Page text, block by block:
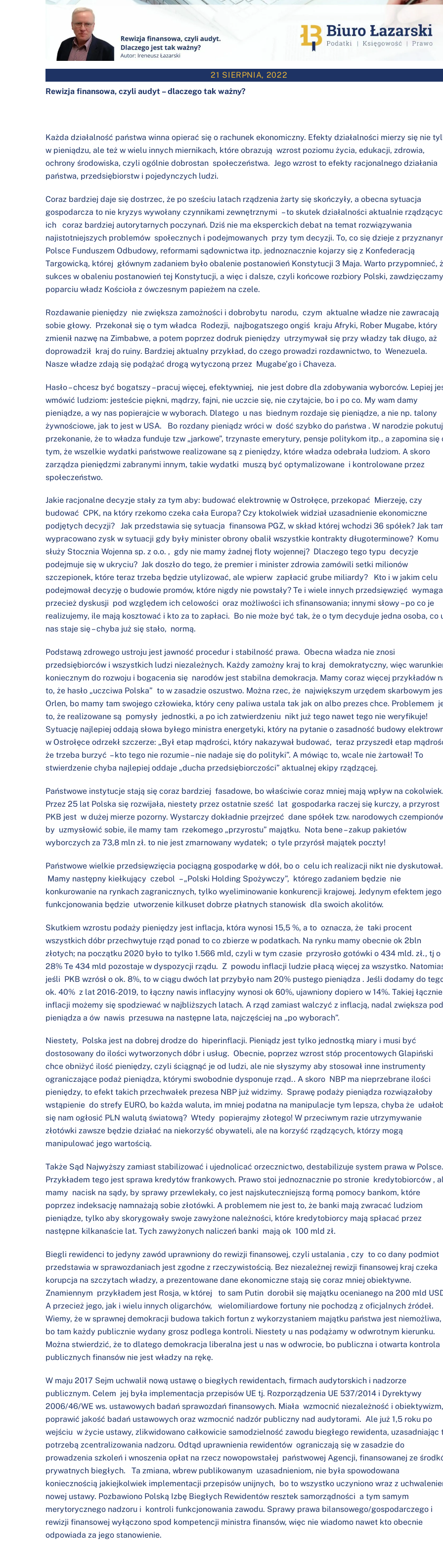
21 SIERPNIA, 2022
Rewizja finansowa, czyli audyt – dlaczego tak ważny?
Każda działalność państwa winna opierać się o rachunek ekonomiczny. Efekty działalności mierzy się nie
w pieniądzu, ale też w wielu innych miernikach, które obrazują wzrost poziomu życia, edukacji, zdrowia,
ochrony środowiska, czyli ogólnie dobrostan społeczeństwa. Jego wzrost to efekty racjonalnego działania
państwa, przedsiębiorstw i pojedynczych ludzi.
Coraz bardziej daje się dostrzec, że po sześciu latach rządzenia żarty się skończyły, a obecna sytuacja
gospodarcza to nie kryzys wywołany czynnikami zewnętrznymi – to skutek działalności aktualnie
ich coraz bardziej autorytarnych poczynań. Dziś nie ma eksperckich debat na temat rozwiązywania
najistotniejszych problemów społecznych i podejmowanych przy tym decyzji. To, co się dzieje z
Polsce Funduszem Odbudowy, reformami sądownictwa itp. jednoznacznie kojarzy się z Konfederacją
Targowicką, której głównym zadaniem było obalenie postanowień Konstytucji 3 Maja. Warto przypomnieć,
sukces w obaleniu postanowień tej Konstytucji, a więc i dalsze, czyli końcowe rozbiory Polski, zawdzięczamy
poparciu władz Kościoła z ówczesnym papieżem na czele.
Rozdawanie pieniędzy nie zwiększa zamożności i dobrobytu narodu, czym aktualne władze nie zawracają
sobie głowy. Przekonał się o tym władca Rodezji, najbogatszego ongiś kraju Afryki, Rober Mugabe, który
zmienił nazwę na Zimbabwe, a potem poprzez dodruk pieniędzy utrzymywał się przy władzy tak długo, aż
doprowadził kraj do ruiny. Bardziej aktualny przykład, do czego prowadzi rozdawnictwo, to Wenezuela.
Nasze władze zdają się podążać drogą wytyczoną przez Mugabe’go i Chaveza.
Hasło – chcesz być bogatszy – pracuj więcej, efektywniej, nie jest dobre dla zdobywania wyborców. Lepiej
wmówić ludziom: jesteście piękni, mądrzy, fajni, nie uczcie się, nie czytajcie, bo i po co. My wam damy
pieniądze, a wy nas popierajcie w wyborach. Dlatego u nas biednym rozdaje się pieniądze, a nie np. talony
żywnościowe, jak to jest w USA. Bo rozdany pieniądz wróci w dość szybko do państwa . W narodzie
przekonanie, że to władza funduje tzw „jarkowe”, trzynaste emerytury, pensje politykom itp., a zapomina się
tym, że wszelkie wydatki państwowe realizowane są z pieniędzy, które władza odebrała ludziom. A skoro
zarządza pieniędzmi zabranymi innym, takie wydatki muszą być optymalizowane i kontrolowane przez
społeczeństwo.
Jakie racjonalne decyzje stały za tym aby: budować elektrownię w Ostrołęce, przekopać Mierzeję, czy
budować CPK, na który rzekomo czeka cała Europa? Czy ktokolwiek widział uzasadnienie ekonomiczne
podjętych decyzji? Jak przedstawia się sytuacja finansowa PGZ, w skład której wchodzi 36 spółek? Jak
wypracowano zysk w sytuacji gdy były minister obrony obalił wszystkie kontrakty długoterminowe? Komu
służy Stocznia Wojenna sp. z o.o. , gdy nie mamy żadnej floty wojennej? Dlaczego tego typu decyzje
podejmuje się w ukryciu? Jak doszło do tego, że premier i minister zdrowia zamówili setki milionów
szczepionek, które teraz trzeba będzie utylizować, ale wpierw zapłacić grube miliardy? Kto i w jakim celu
podejmował decyzję o budowie promów, które nigdy nie powstały? Te i wiele innych przedsięwzięć
przecież dyskusji pod względem ich celowości oraz możliwości ich sfinansowania; innymi słowy – po co je
realizujemy, ile mają kosztować i kto za to zapłaci. Bo nie może być tak, że o tym decyduje jedna osoba, co
nas staje się – chyba już się stało, normą.
Podstawą zdrowego ustroju jest jawność procedur i stabilność prawa. Obecna władza nie znosi
przedsiębiorców i wszystkich ludzi niezależnych. Każdy zamożny kraj to kraj demokratyczny, więc
koniecznym do rozwoju i bogacenia się narodów jest stabilna demokracja. Mamy coraz więcej przykładów
to, że hasło „uczciwa Polska” to w zasadzie oszustwo. Można rzec, że największym urzędem skarbowym
Orlen, bo mamy tam swojego człowieka, który ceny paliwa ustala tak jak on albo prezes chce. Problemem
to, że realizowane są pomysły jednostki, a po ich zatwierdzeniu nikt już tego nawet tego nie weryfikuje!
Sytuację najlepiej oddają słowa byłego ministra energetyki, który na pytanie o zasadność budowy
w Ostrołęce odrzekł szczerze: „Był etap mądrości, który nakazywał budować, teraz przyszedł etap
że trzeba burzyć – kto tego nie rozumie – nie nadaje się do polityki”. A mówiąc to, wcale nie żartował! To
stwierdzenie chyba najlepiej oddaje „ducha przedsiębiorczości” aktualnej ekipy rządzącej.
Państwowe instytucje stają się coraz bardziej fasadowe, bo właściwie coraz mniej mają wpływ na cokolwiek.
Przez 25 lat Polska się rozwijała, niestety przez ostatnie sześć lat gospodarka raczej się kurczy, a przyrost
PKB jest w dużej mierze pozorny. Wystarczy dokładnie przejrzeć dane spółek tzw. narodowych
by uzmysłowić sobie, ile mamy tam rzekomego „przyrostu” majątku. Nota bene – zakup pakietów
wyborczych za 73,8 mln zł. to nie jest zmarnowany wydatek; o tyle przyrósł majątek poczty!
Państwowe wielkie przedsięwzięcia pociągną gospodarkę w dół, bo o celu ich realizacji nikt nie dyskutował.
Mamy następny kiełkujący czebol – „Polski Holding Spożywczy”, którego zadaniem będzie nie
konkurowanie na rynkach zagranicznych, tylko wyeliminowanie konkurencji krajowej. Jedynym efektem jego
funkcjonowania będzie utworzenie kilkuset dobrze płatnych stanowisk dla swoich akolitów.
Skutkiem wzrostu podaży pieniędzy jest inflacja, która wynosi 15,5 %, a to oznacza, że taki procent
wszystkich dóbr przechwytuje rząd ponad to co zbierze w podatkach. Na rynku mamy obecnie ok 2bln
złotych; na początku 2020 było to tylko 1.566 mld, czyli w tym czasie przyrosło gotówki o 434 mld. zł., tj o
28% Te 434 mld pozostaje w dyspozycji rządu. Z powodu inflacji ludzie płacą więcej za wszystko.
jeśli PKB wzrósł o ok. 8%, to w ciągu dwóch lat przybyło nam 20% pustego pieniądza . Jeśli dodamy do
ok. 40% z lat 2016-2019, to łączny nawis inflacyjny wynosi ok 60%, ujawniony dopiero w 14%. Takiej łącznie
inflacji możemy się spodziewać w najbliższych latach. A rząd zamiast walczyć z inflacją, nadal zwiększa
pieniądza a ów nawis przesuwa na następne lata, najczęściej na „po wyborach”.
Niestety, Polska jest na dobrej drodze do hiperinflacji. Pieniądz jest tylko jednostką miary i musi być
dostosowany do ilości wytworzonych dóbr i usług. Obecnie, poprzez wzrost stóp procentowych Glapiński
chce obniżyć ilość pieniędzy, czyli ściągnąć je od ludzi, ale nie słyszymy aby stosował inne instrumenty
ograniczające podaż pieniądza, którymi swobodnie dysponuje rząd.. A skoro NBP ma nieprzebrane ilości
pieniędzy, to efekt takich przechwałek prezesa NBP już widzimy. Sprawę podaży pieniądza rozwiązałoby
wstąpienie do strefy EURO, bo każda waluta, im mniej podatna na manipulacje tym lepsza, chyba że
się nam ogłosić PLN walutą światową? Wtedy popierajmy złotego! W przeciwnym razie utrzymywanie
złotówki zawsze będzie działać na niekorzyść obywateli, ale na korzyść rządzących, którzy mogą
manipulować jego wartością.
Także Sąd Najwyższy zamiast stabilizować i ujednolicać orzecznictwo, destabilizuje system prawa w Polsce.
Przykładem tego jest sprawa kredytów frankowych. Prawo stoi jednoznacznie po stronie kredytobiorców ,
mamy nacisk na sądy, by sprawy przewlekały, co jest najskuteczniejszą formą pomocy bankom, które
poprzez indeksację namnażają sobie złotówki. A problemem nie jest to, że banki mają zwracać ludziom
pieniądze, tylko aby skorygowały swoje zawyżone należności, które kredytobiorcy mają spłacać przez
następne kilkanaście lat. Tych zawyżonych naliczeń banki mają ok 100 mld zł.
Biegli rewidenci to jedyny zawód uprawniony do rewizji finansowej, czyli ustalania , czy to co dany podmiot
przedstawia w sprawozdaniach jest zgodne z rzeczywistością. Bez niezależnej rewizji finansowej kraj czeka
korupcja na szczytach władzy, a prezentowane dane ekonomiczne stają się coraz mniej obiektywne.
Znamiennym przykładem jest Rosja, w której to sam Putin dorobił się majątku ocenianego na 200 mld
A przecież jego, jak i wielu innych oligarchów, wielomiliardowe fortuny nie pochodzą z oficjalnych źródeł.
Wiemy, że w sprawnej demokracji budowa takich fortun z wykorzystaniem majątku państwa jest niemożliwa,
bo tam każdy publicznie wydany grosz podlega kontroli. Niestety u nas podążamy w odwrotnym kierunku.
Można stwierdzić, że to dlatego demokracja liberalna jest u nas w odwrocie, bo publiczna i otwarta kontrola
publicznych finansów nie jest władzy na rękę.
W maju 2017 Sejm uchwalił nową ustawę o biegłych rewidentach, firmach audytorskich i nadzorze
publicznym. Celem jej była implementacja przepisów UE tj. Rozporządzenia UE 537/2014 i Dyrektywy
2006/46/WE ws. ustawowych badań sprawozdań finansowych. Miała wzmocnić niezależność i obiektywizm,
poprawić jakość badań ustawowych oraz wzmocnić nadzór publiczny nad audytorami. Ale już 1,5 roku po
wejściu w życie ustawy, zlikwidowano całkowicie samodzielność zawodu biegłego rewidenta, uzasadniając
potrzebą zcentralizowania nadzoru. Odtąd uprawnienia rewidentów ograniczają się w zasadzie do
prowadzenia szkoleń i wnoszenia opłat na rzecz nowopowstałej państwowej Agencji, finansowanej ze
prywatnych biegłych. Ta zmiana, wbrew publikowanym uzasadnieniom, nie była spowodowana
koniecznością jakiejkolwiek implementacji przepisów unijnych, bo to wszystko uczyniono wraz z
nowej ustawy. Pozbawiono Polską Izbę Biegłych Rewidentów resztek samorządności a tym samym
merytorycznego nadzoru i kontroli funkcjonowania zawodu. Sprawy prawa bilansowego/gospodarczego i
rewizji finansowej wyłączono spod kompetencji ministra finansów, więc nie wiadomo nawet kto obecnie
odpowiada za jego stanowienie.